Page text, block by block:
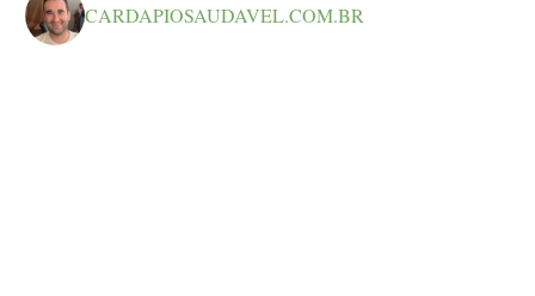
CARDAPIOSAUDAVEL.COM.BR